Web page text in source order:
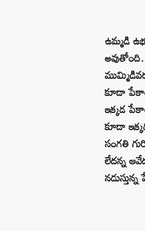
ఉమ్మడి
కూడా
ఇక్కడ
కూడా
సంగతి
లేదన్న